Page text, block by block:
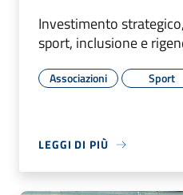
Investimento
sport, inclusione e
Associazioni Sport
LEGGI DI PIÙ